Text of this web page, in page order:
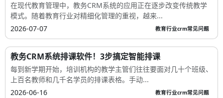
在现代教育管理中，教务CRM系统的应用正在逐步改变传统教学
模式。随着教育行业对精细化管理的重视，越来...
2026-07-07
教育行业crm常见问题
教务CRM系统排课软件！3步搞定智能排课
每到新学期开始，培训机构的教学主管们往往要面对几十个班级、
上百名教师和几千名学员的排课表格。手动...
2026-06-16
教育行业crm常见问题